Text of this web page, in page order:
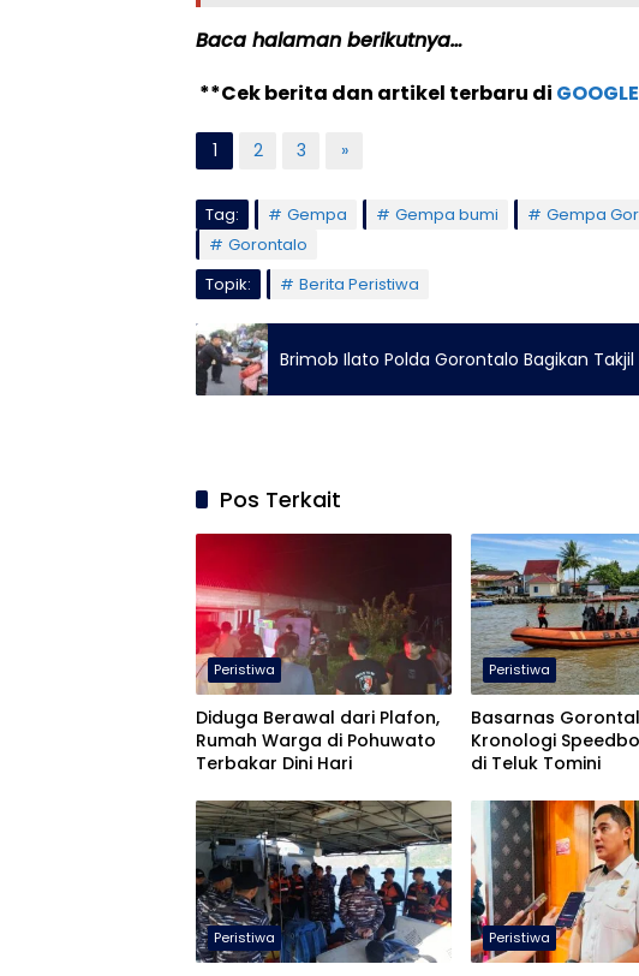
Baca halaman berikutnya…
**Cek berita dan artikel terbaru di
1 2 3 »
Tag: Gempa Gempa bumi Gempa
Gorontalo
Topik:
Berita Peristiwa
Brimob Ilato Polda Gorontalo Bagikan Takjil
Pos Terkait
Peristiwa
Diduga Berawal dari Plafon,
Rumah Warga di Pohuwato
Terbakar Dini Hari
Peristiwa
Basarnas
Kronologi
di Teluk Tomini
Peristiwa Peristiwa